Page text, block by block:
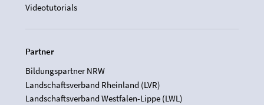
Videotutorials
Partner
Bildungspartner NRW
Landschaftsverband Rheinland (LVR)
Landschaftsverband Westfalen-Lippe (LWL)